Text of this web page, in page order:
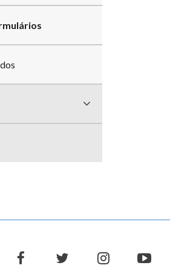
facebooktwitter instagram